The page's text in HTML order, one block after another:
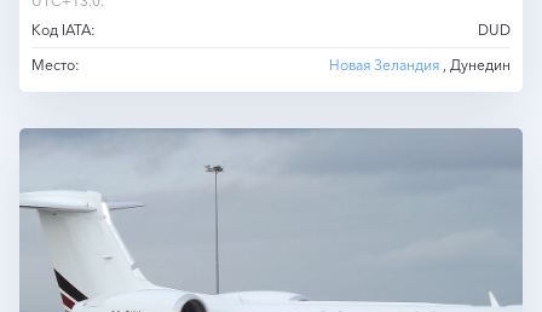
Код IATA:
DUD
Место:
Новая Зеландия , Дунедин